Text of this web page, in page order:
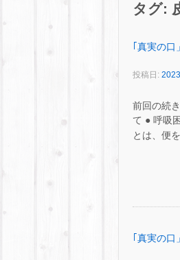
タグ:
｢真実の
投稿日:
前回の続
て ● 呼吸
とは、便を
｢真実の